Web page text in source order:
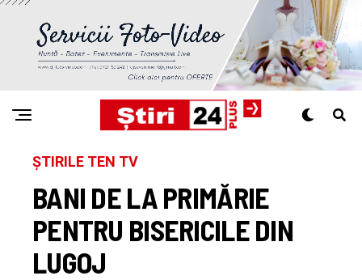
ȘTIRILE TEN TV
BANI DE LA PRIMĂRIE
PENTRU BISERICILE DIN
LUGOJ